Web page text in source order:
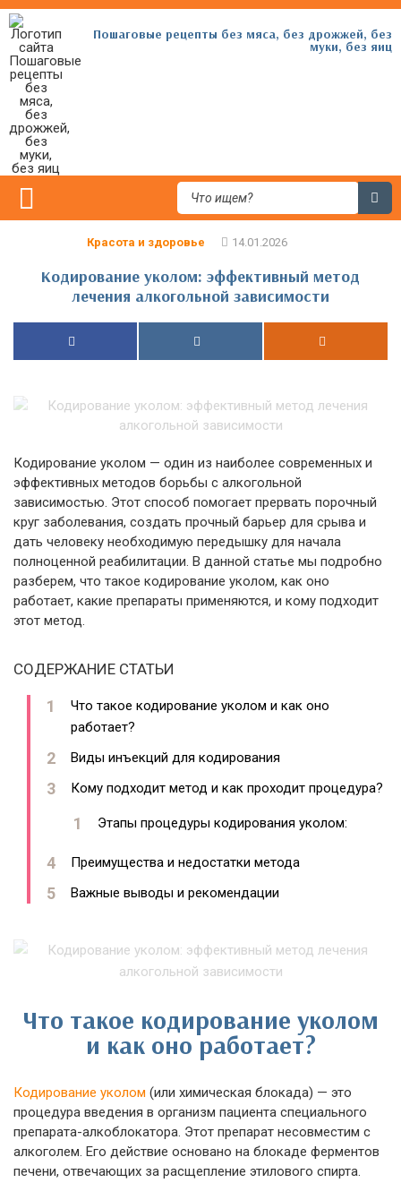
Пошаговые рецепты без мяса, без дрожжей, без
муки, без яиц
Красота и здоровье
Кодирование уколом: эффективный метод
лечения алкогольной зависимости
Кодирование уколом — один из наиболее современных и
эффективных методов борьбы с алкогольной
зависимостью. Этот способ помогает прервать порочный
круг заболевания, создать прочный барьер для срыва и
дать человеку необходимую передышку для начала
полноценной реабилитации. В данной статье мы подробно
разберем, что такое кодирование уколом, как оно
работает, какие препараты применяются, и кому подходит
этот метод.
СОДЕРЖАНИЕ СТАТЬИ
Что такое кодирование уколом и как оно
работает?
Виды инъекций для кодирования
Кому подходит метод и как проходит процедура?
Этапы процедуры кодирования уколом:
Преимущества и недостатки метода
Важные выводы и рекомендации
Что такое кодирование уколом
и как оно работает?
Кодирование уколом (или химическая блокада) — это
процедура введения в организм пациента специального
препарата-алкоблокатора. Этот препарат несовместим с
алкоголем. Его действие основано на блокаде ферментов
печени, отвечающих за расщепление этилового спирта.